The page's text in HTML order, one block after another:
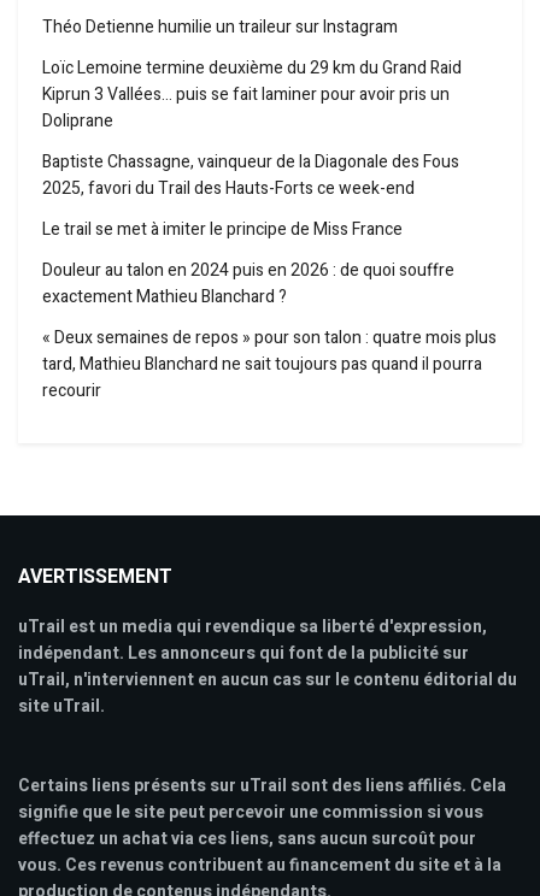
Théo Detienne humilie un traileur sur Instagram
Loïc Lemoine termine deuxième du 29 km du Grand Raid
Kiprun 3 Vallées… puis se fait laminer pour avoir pris un
Doliprane
Baptiste Chassagne, vainqueur de la Diagonale des Fous
2025, favori du Trail des Hauts-Forts ce week-end
Le trail se met à imiter le principe de Miss France
Douleur au talon en 2024 puis en 2026 : de quoi souffre
exactement Mathieu Blanchard ?
« Deux semaines de repos » pour son talon : quatre mois plus
tard, Mathieu Blanchard ne sait toujours pas quand il pourra
recourir
AVERTISSEMENT
uTrail est un media qui revendique sa liberté d'expression,
indépendant. Les annonceurs qui font de la publicité sur
uTrail, n'interviennent en aucun cas sur le contenu éditorial du
site uTrail.
Certains liens présents sur uTrail sont des liens affiliés. Cela
signifie que le site peut percevoir une commission si vous
effectuez un achat via ces liens, sans aucun surcoût pour
vous. Ces revenus contribuent au financement du site et à la